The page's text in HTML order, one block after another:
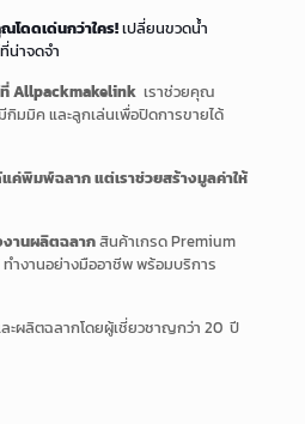
โดดเด่นกว่าใคร!เปลี่ยนขวดน้ำ
น่าจดจำ
Allpackmakelink เราช่วยคุณ
กิมมิค และลูกเล่นเพื่อปิดการขายได้
ค่พิมพ์ฉลาก แต่เราช่วยสร้างมูลค่าให้
งานผลิตฉลากสินค้าเกรด Premium
ทำงานอย่างมืออาชีพ พร้อมบริการ
ะผลิตฉลากโดยผู้เชี่ยวชาญกว่า 20 ปี